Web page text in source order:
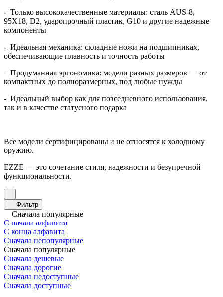
- Только высококачественные материалы: сталь AUS-8,
95Х18, D2, ударопрочный пластик, G10 и другие надежные
компоненты
- Идеальная механика: складные ножи на подшипниках,
обеспечивающие плавность и точность работы
- Продуманная эргономика: модели разных размеров — от
компактных до полноразмерных, под любые нужды
- Идеальный выбор как для повседневного использования,
так и в качестве статусного подарка
Все модели сертифицированы и не относятся к холодному
оружию.
EZZE — это сочетание стиля, надежности и безупречной
функциональности.
Фильтр
Сначала популярные
С начала алфавита
С конца алфавита
Сначала непопулярные
Сначала популярные
Сначала дешевые
Сначала дорогие
Сначала недоступные
Сначала доступные